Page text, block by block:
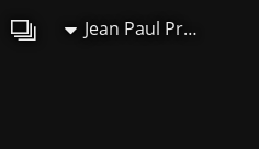
Jean Paul Prado